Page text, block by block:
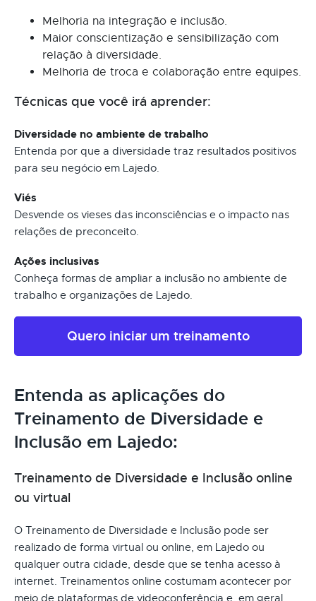
Melhoria na integração e inclusão.
Maior conscientização e sensibilização com
relação à diversidade.
Melhoria de troca e colaboração entre equipes.
Técnicas que você irá aprender:
Diversidade no ambiente de trabalho
Entenda por que a diversidade traz resultados positivos
para seu negócio em Lajedo.
Viés
Desvende os vieses das inconsciências e o impacto nas
relações de preconceito.
Ações inclusivas
Conheça formas de ampliar a inclusão no ambiente de
trabalho e organizações de Lajedo.
Quero iniciar um treinamento
Entenda as aplicações do
Treinamento de Diversidade e
Inclusão em Lajedo:
Treinamento de Diversidade e Inclusão online
ou virtual
O Treinamento de Diversidade e Inclusão pode ser
realizado de forma virtual ou online, em Lajedo ou
qualquer outra cidade, desde que se tenha acesso à
internet. Treinamentos online costumam acontecer por
meio de plataformas de videoconferência e, em geral,